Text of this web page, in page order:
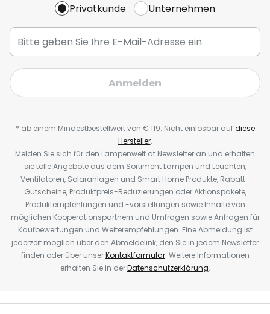
Privatkunde Unternehmen
Anmelden
* ab einem Mindestbestellwert von € 119. Nicht einlösbar aufdiese
Hersteller.
Melden Sie sich für den Lampenwelt.at Newsletter an und erhalten
sie tolle Angebote aus dem Sortiment Lampen und Leuchten,
Ventilatoren, Solaranlagen und Smart Home Produkte, Rabatt-
Gutscheine, Produktpreis-Reduzierungen oder Aktionspakete,
Produktempfehlungen und -vorstellungen sowie Inhalte von
möglichen Kooperationspartnern und Umfragen sowie Anfragen für
Kaufbewertungen und Weiterempfehlungen. Eine Abmeldung ist
jederzeit möglich über den Abmeldelink, den Sie in jedem Newsletter
finden oder über unserKontaktformular. Weitere Informationen
erhalten Sie in derDatenschutzerklärung.